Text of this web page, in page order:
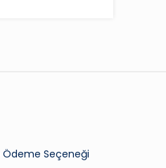
Ödeme Seçeneği